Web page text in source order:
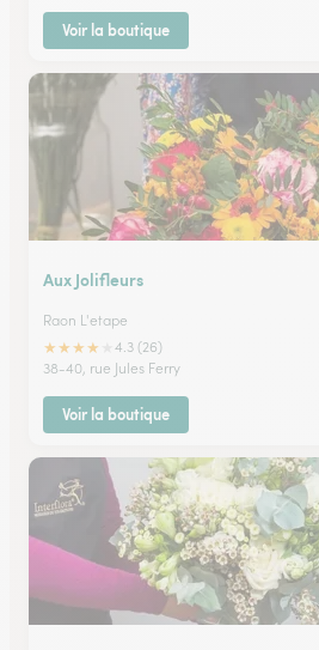
Voir la boutique
Aux Jolifleurs
Raon L'etape
★★★★
4.3 (26)
38-40, rue Jules Ferry
Voir la boutique